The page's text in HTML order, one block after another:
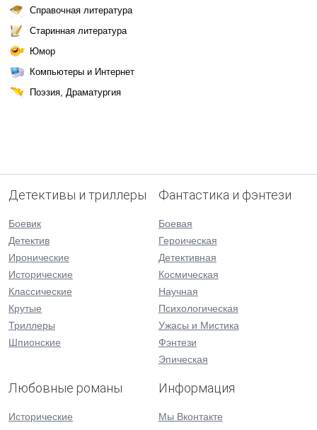
Справочная литература
Старинная литература
Юмор
Компьютеры и Интернет
Поэзия, Драматургия
Детективы и триллеры
Боевик
Детектив
Иронические
Исторические
Классические
Крутые
Триллеры
Шпионские
Фантастика и фэнтези
Боевая
Героическая
Детективная
Космическая
Научная
Психологическая
Ужасы и Мистика
Фэнтези
Эпическая
Любовные романы
Исторические
Информация
Мы Вконтакте